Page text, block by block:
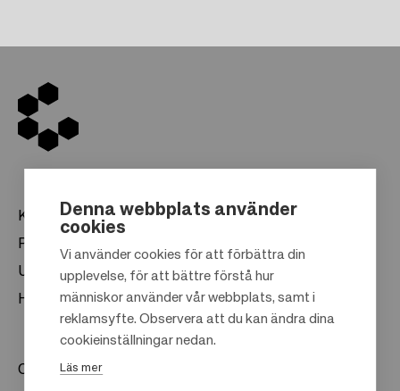
o
t
Köpcentrum
Presentkort
Uthyrning
Hållbarhet
Om oss
Denna webbplats använder
cookies
Vi använder cookies för att förbättra din
upplevelse, för att bättre förstå hur
människor använder vår webbplats, samt i
reklamsyfte. Observera att du kan ändra dina
cookieinställningar nedan.
Läs mer